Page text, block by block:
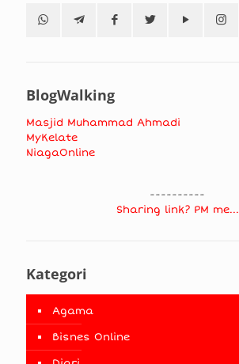
BlogWalking
Masjid Muhammad Ahmadi
MyKelate
NiagaOnline
----------
Sharing link? PM me...
Kategori
Agama
Bisnes Online